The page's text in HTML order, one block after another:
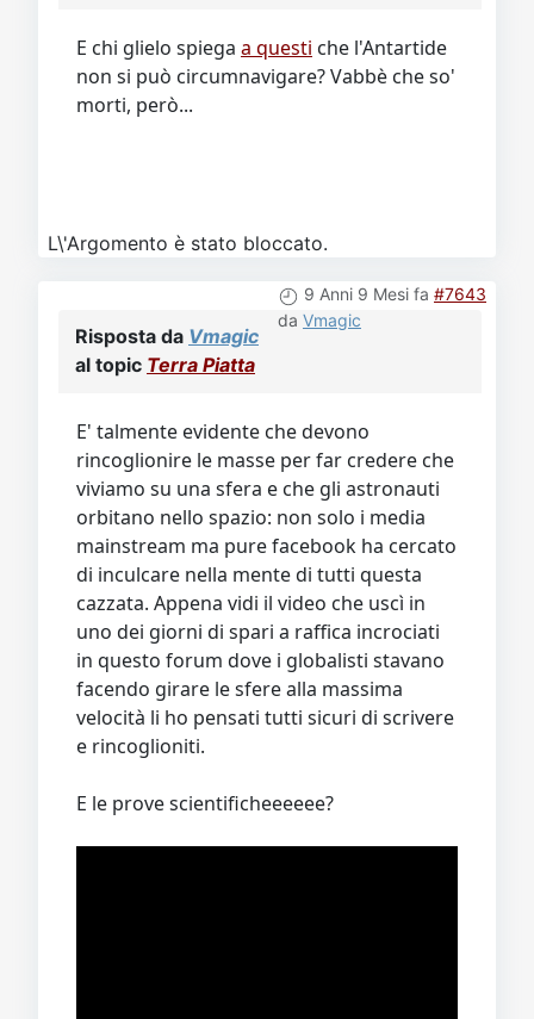
E chi glielo spiega a questi che l'Antartide
non si può circumnavigare? Vabbè che so'
morti, però...
L\'Argomento è stato bloccato.
9 Anni 9 Mesi fa #7643
da Vmagic
Risposta da Vmagic
al topic Terra Piatta
E' talmente evidente che devono
rincoglionire le masse per far credere che
viviamo su una sfera e che gli astronauti
orbitano nello spazio: non solo i media
mainstream ma pure facebook ha cercato
di inculcare nella mente di tutti questa
cazzata. Appena vidi il video che uscì in
uno dei giorni di spari a raffica incrociati
in questo forum dove i globalisti stavano
facendo girare le sfere alla massima
velocità li ho pensati tutti sicuri di scrivere
e rincoglioniti.
E le prove scientificheeeeee?